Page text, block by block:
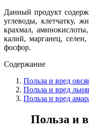
Данный продукт
углеводы, клетчатку,
крахмал,
калий, марганец,
фосфор.
Содержание
Польза и вред
Польза и вред
Польза и вред
Польза и